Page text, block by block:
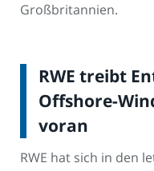
Großbritannien.
RWE treibt
Offshore-
voran
RWE hat sich in den